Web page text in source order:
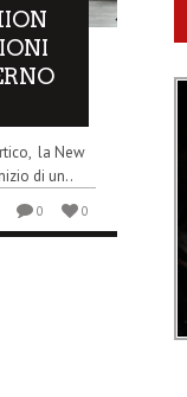
la New
di un..
0 0